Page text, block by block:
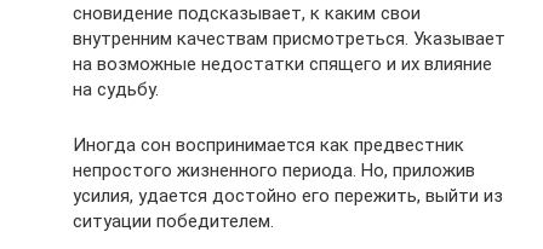
сновидение подсказывает, к каким свои
внутренним качествам присмотреться. Указывает
на возможные недостатки спящего и их влияние
на судьбу.
Иногда сон воспринимается как предвестник
непростого жизненного периода. Но, приложив
усилия, удается достойно его пережить, выйти из
ситуации победителем.